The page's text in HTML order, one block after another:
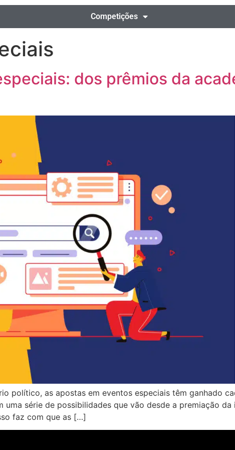
Competições
dos prêmios da
político, as apostas em eventos especiais têm ganhado
uma série de possibilidades que vão desde a premiação
faz com que as […]